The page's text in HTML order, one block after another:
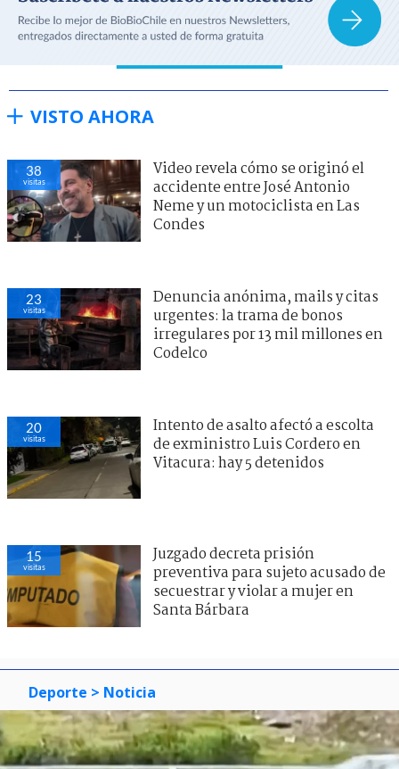
VISTO AHORA
38
visitas
Video revela cómo se originó el
accidente entre José Antonio
Neme y un motociclista en Las
Condes
23
visitas
Denuncia anónima, mails y citas
urgentes: la trama de bonos
irregulares por 13 mil millones en
Codelco
20
visitas
Intento de asalto afectó a escolta
de exministro Luis Cordero en
Vitacura: hay 5 detenidos
15
visitas
Juzgado decreta prisión
preventiva para sujeto acusado de
secuestrar y violar a mujer en
Santa Bárbara
Deporte > Noticia